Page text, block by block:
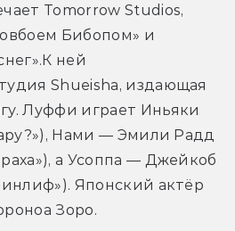
Tomorrow Studios,
Бибопом» и
ней
Shueisha, издающая
Луффи играет Иньяки
Нами — Эмили Радд
а Усоппа — Джейкоб
Японский актёр
Зоро.